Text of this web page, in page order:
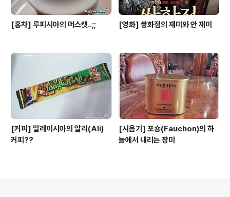
[홍차] 루피시아의 머스캣..;; [영화] 쌍화점의 재미와 안 재미
[커피] 말레이시아의 알리(Ali)
커피??
[시음기] 포숑(Fauchon)의 하
늘에서 내리는 장미